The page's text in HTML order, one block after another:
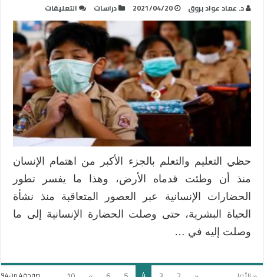
د. عماد عواد بروق 2021/04/20 دراسات التعليقات
التعليم
عن
بعد
في
تدريس
الرياضيات
في
ظل
جائحة
كورونا،
مزاياه
ومعيقاته
مغلقة
حظي التعليم والتعلم بالجزء الأكبر من اهتمام الإنسان
منذ أن وطئت قدماه الأرض، وهذا ما يفسر تطور
الحضارات الإنسانية عبر العصور المتعاقبة منذ نشأة
الحياة البشرية، حتى وصلت الحضارة الإنسانية إلى ما
وصلت إليه في …